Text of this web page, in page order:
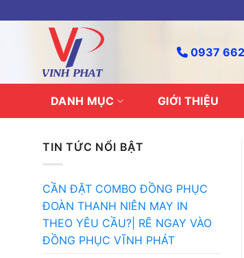
to
0937
DANH MỤC GIỚI THIỆU
TIN TỨC NỔI BẬT
CẦN ĐẶT COMBO ĐỒNG PHỤC
ĐOÀN THANH NIÊN MAY IN
THEO YÊU CẦU?| RẼ NGAY VÀO
ĐỒNG PHỤC VĨNH PHÁT